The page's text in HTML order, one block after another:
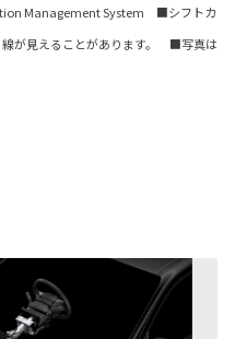
Management System ■シフトカ
線が見えることがあります。 ■写真は